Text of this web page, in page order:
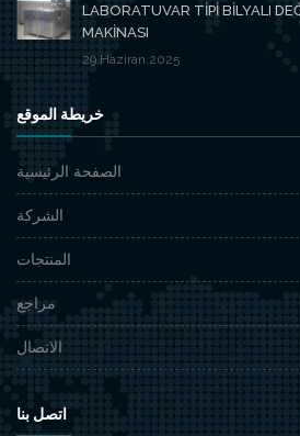
LABORATUVAR TİPİ BİLYALI
MAKİNASI
29.Haziran.2025
خريطة الموقع
الصفحة الرئيسية
الشركة
المنتجات
مراجع
الاتصال
اتصل بنا